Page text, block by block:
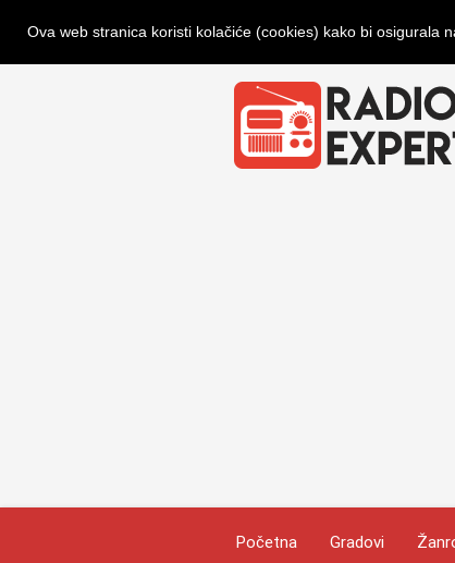
Ova web stranica koristi kolačiće (cookies) kako bi osigurala
Početna Gradovi